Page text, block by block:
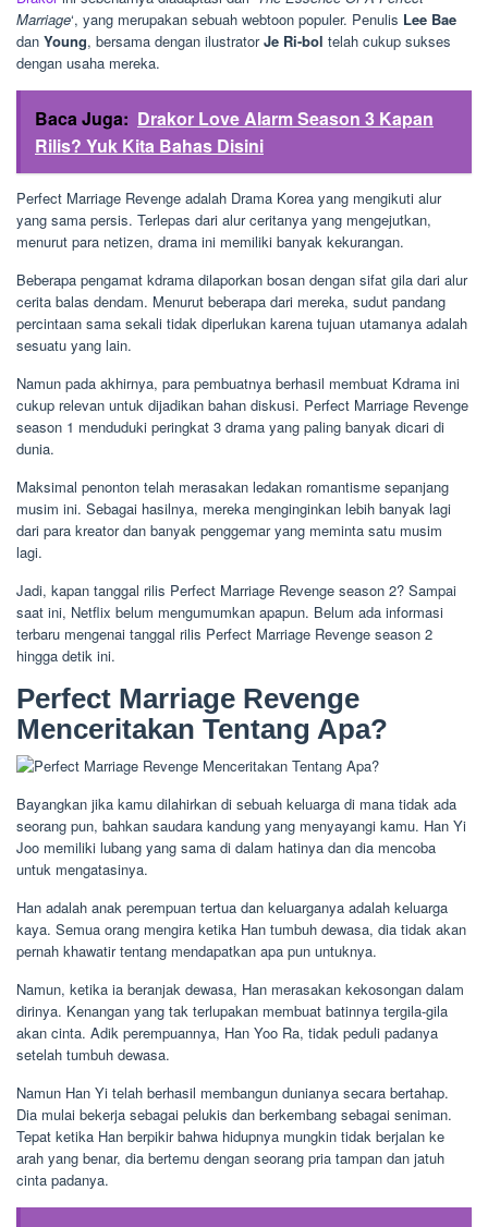
Marriage‘, yang merupakan sebuah webtoon populer. Penulis Lee Bae
dan Young, bersama dengan ilustratorJe Ri-bol telah cukup sukses
dengan usaha mereka.
Baca Juga: Drakor Love Alarm Season 3 Kapan
Rilis? Yuk Kita Bahas Disini
Perfect Marriage Revenge adalah Drama Korea yang mengikuti alur
yang sama persis. Terlepas dari alur ceritanya yang mengejutkan,
menurut para netizen, drama ini memiliki banyak kekurangan.
Beberapa pengamat kdrama dilaporkan bosan dengan sifat gila dari alur
cerita balas dendam. Menurut beberapa dari mereka, sudut pandang
percintaan sama sekali tidak diperlukan karena tujuan utamanya adalah
sesuatu yang lain.
Namun pada akhirnya, para pembuatnya berhasil membuat Kdrama ini
cukup relevan untuk dijadikan bahan diskusi. Perfect Marriage Revenge
season 1 menduduki peringkat 3 drama yang paling banyak dicari di
dunia.
Maksimal penonton telah merasakan ledakan romantisme sepanjang
musim ini. Sebagai hasilnya, mereka menginginkan lebih banyak lagi
dari para kreator dan banyak penggemar yang meminta satu musim
lagi.
Jadi, kapan tanggal rilis Perfect Marriage Revenge season 2? Sampai
saat ini, Netflix belum mengumumkan apapun. Belum ada informasi
terbaru mengenai tanggal rilis Perfect Marriage Revenge season 2
hingga detik ini.
Perfect Marriage Revenge
Menceritakan Tentang Apa?
Bayangkan jika kamu dilahirkan di sebuah keluarga di mana tidak ada
seorang pun, bahkan saudara kandung yang menyayangi kamu. Han Yi
Joo memiliki lubang yang sama di dalam hatinya dan dia mencoba
untuk mengatasinya.
Han adalah anak perempuan tertua dan keluarganya adalah keluarga
kaya. Semua orang mengira ketika Han tumbuh dewasa, dia tidak akan
pernah khawatir tentang mendapatkan apa pun untuknya.
Namun, ketika ia beranjak dewasa, Han merasakan kekosongan dalam
dirinya. Kenangan yang tak terlupakan membuat batinnya tergila-gila
akan cinta. Adik perempuannya, Han Yoo Ra, tidak peduli padanya
setelah tumbuh dewasa.
Namun Han Yi telah berhasil membangun dunianya secara bertahap.
Dia mulai bekerja sebagai pelukis dan berkembang sebagai seniman.
Tepat ketika Han berpikir bahwa hidupnya mungkin tidak berjalan ke
arah yang benar, dia bertemu dengan seorang pria tampan dan jatuh
cinta padanya.